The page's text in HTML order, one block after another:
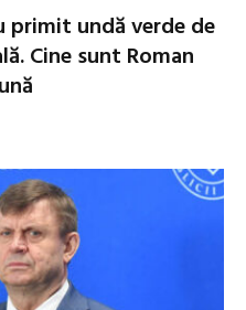
primit undă verde de
Cine sunt Roman